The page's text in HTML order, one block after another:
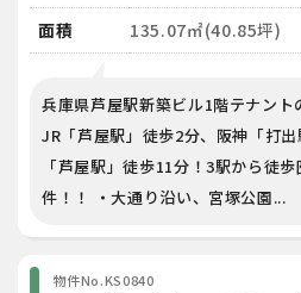
面積
135.07㎡(40.85坪)
兵庫県芦屋駅新築ビル1階テナント
JR「芦屋駅」徒歩2分、阪神「打
「芦屋駅」徒歩11分！3駅から徒
件！！ ・大通り沿い、宮塚公園...
物件No.KS0840